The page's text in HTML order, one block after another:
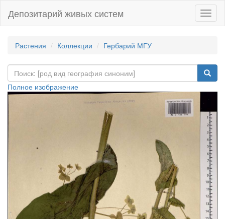
Депозитарий живых систем
Растения Коллекции Гербарий МГУ
Полное изображение